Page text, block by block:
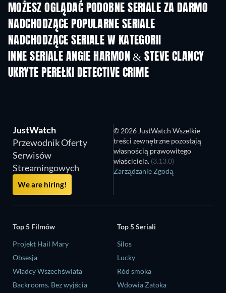
MOŻESZ OGLĄDAĆ PODOBNE SERIALE ZA DARMO
TV TV
NADCHODZĄCE POPULARNE SERIALE
TV TV
NADCHODZĄCE SERIALE W KATEGORII
Sezon 6 Sezon 2
INNE SERIALE ANGIE HARMON & STEVE CLANCY
TV TV
UKRYTE PEREŁKI DETECTIVE CRIME
TV TV
JustWatch
Przewodnik Oferty
Serwisów
Streamingowych
We are hiring!
© 2026 JustWatch Wszelkie
treści zewnętrzne pozostają
własnością prawowitego
właściciela. (3.13.0)
Zarządzanie Zgodą
Top 5 Filmów
Projekt Hail Mary
Obsesja
Władcy Wszechświata
Backrooms. Bez wyjścia
Top 5 Seriali
Silos
Lucky
Ród smoka
Wdowia Zatoka